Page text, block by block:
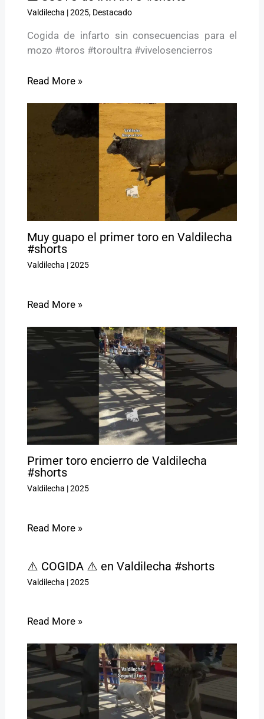
Valdilecha |2025, Destacado
Cogida de infarto sin consecuencias para el
mozo #toros #toroultra #vivelosencierros
Read More »
Muy guapo el primer toro en Valdilecha
#shorts
Valdilecha |2025
Read More »
Primer toro encierro de Valdilecha
#shorts
Valdilecha |2025
Read More »
⚠️ COGIDA ⚠️ en Valdilecha #shorts
Valdilecha |2025
Read More »